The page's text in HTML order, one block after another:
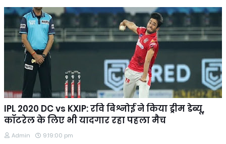
IPL 2020 DC vs KXIP: रवि बिश्नोई ने किया ड्रीम डेब्यू,
कॉटरेल के लिए भी यादगार रहा पहला मैच
Admin 9:19:00 pm